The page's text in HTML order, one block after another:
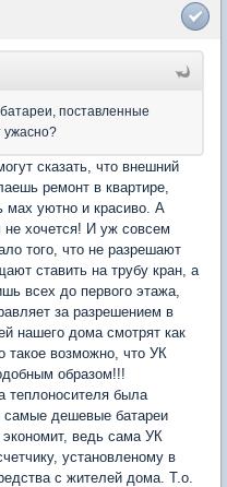
поставленные
сказать, что внешний
ремонт в квартире,
мах уютно и красиво. А
не хочется! И уж совсем
того, что не разрешают
ставить на трубу кран, а
всех до первого этажа,
за разрешением в
нашего дома смотрят как
такое возможно, что УК
образом!!!
теплоносителя была
самые дешевые батареи
ведь сама УК
установленому в
с жителей дома. Т.о.